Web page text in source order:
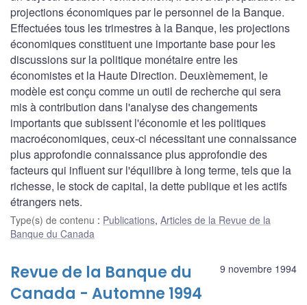
projections économiques par le personnel de la Banque.
Effectuées tous les trimestres à la Banque, les projections
économiques constituent une importante base pour les
discussions sur la politique monétaire entre les
économistes et la Haute Direction. Deuxièmement, le
modèle est conçu comme un outil de recherche qui sera
mis à contribution dans l'analyse des changements
importants que subissent l'économie et les politiques
macroéconomiques, ceux-ci nécessitant une connaissance
plus approfondie connaissance plus approfondie des
facteurs qui influent sur l'équilibre à long terme, tels que la
richesse, le stock de capital, la dette publique et les actifs
étrangers nets.
Type(s) de contenu : Publications, Articles de la Revue de la
Banque du Canada
9 novembre 1994
Revue de la Banque du
Canada - Automne 1994